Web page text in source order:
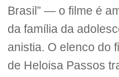
Brasil” — o filme é
da família da
anistia. O elenco do
de Heloisa Passos